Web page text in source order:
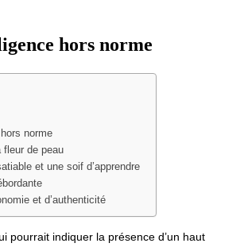
hors norme
norme
fleur de peau
et une soif d’apprendre
et d’authenticité
pourrait indiquer la présence d’un haut